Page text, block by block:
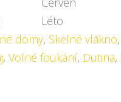
Léto
domy, Skelné vlákno,
,Volné foukání, Dutina,